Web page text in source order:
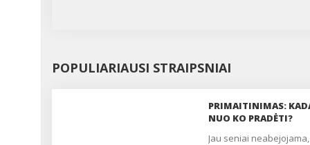
POPULIARIAUSI STRAIPSNIAI
PRIMAITINIMAS:
NUO KO PRADĖTI?
Jau seniai neabejojama,